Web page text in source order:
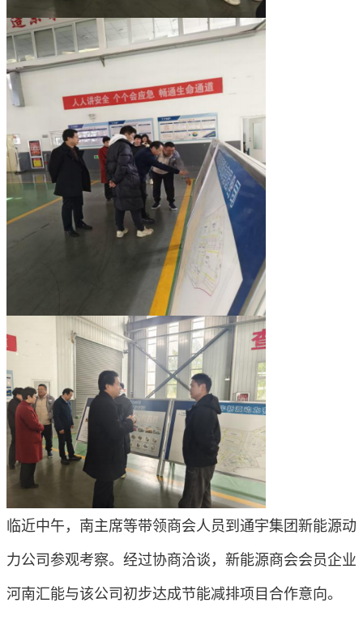
临近中午，南主席等带领商会人员到通宇集团新能源动
力公司参观考察。经过协商洽谈，新能源商会会员企业
河南汇能与该公司初步达成节能减排项目合作意向。